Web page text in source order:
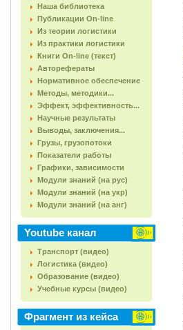
Наша библиотека
Публикации On-line
Из теории логистики
Из практики логистики
Книги On-line (текст)
Авторефераты
Нормативное обеспечение
Методы, методики...
Эффект, эффективность...
Научные результаты
Выводы, заключения...
Грузы, грузопотоки
Показатели работы
Графики, зависимости
Модули знаний (на рус)
Модули знаний (на укр)
Модули знаний (на анг)
Youtube канал
Транспорт (видео)
Логистика (видео)
Образование (видео)
Учебные курсы (видео)
Фрагмент из кейса